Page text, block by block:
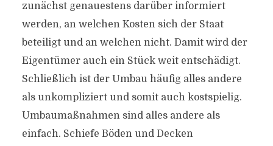
zunächst genauestens darüber informiert
werden, an welchen Kosten sich der Staat
beteiligt und an welchen nicht. Damit wird der
Eigentümer auch ein Stück weit entschädigt.
Schließlich ist der Umbau häufig alles andere
als unkompliziert und somit auch kostspielig.
Umbaumaßnahmen sind alles andere als
einfach. Schiefe Böden und Decken